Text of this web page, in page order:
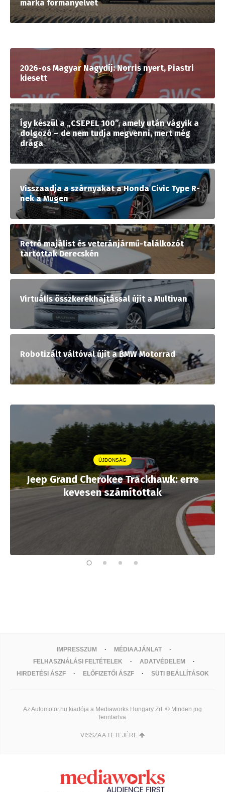
márka formanyelvét
2026-os Magyar Nagydíj: Norris nyert, Piastri
kiesett
Így készül a „CSEPEL 100”, amely után vágyik a
dolgozó – de nem tudja megvenni, mert még
drága
Visszaadja a szárnyakat a Honda Civic Type R-
nek a Mugen
Retró majálist és veteránjármű-találkozót
tartottak Derecskén
Virtuális összkerékhajtással újít a Multivan
Robotizált váltóval újít a BMW Motorrad
ÚJDONSÁG
Jeep Grand Cherokee Trackhawk: erre
kevesen számítottak
IMPRESSZUM
MÉDIAAJÁNLAT
FELHASZNÁLÁSI FELTÉTELEK
ADATVÉDELEM
HIRDETÉSI ÁSZF
ELŐFIZETŐI ÁSZF SÜTI BEÁLLÍTÁSOK
Az Automotor.hu kiadója a Mediaworks Hungary Zrt. © Minden jog
fenntartva
VISSZA A TETEJÉRE